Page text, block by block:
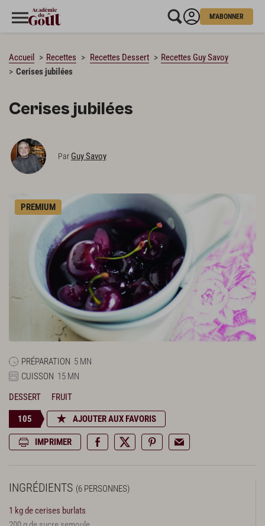
M'ABONNER
Accueil Recettes Recettes Dessert
Recettes Guy Savoy
Cerises jubilées
Cerises jubilées
Par Guy Savoy
PREMIUM
PRÉPARATION 5 MN
CUISSON 15 MN
DESSERT
FRUIT
105 AJOUTER AUX FAVORIS
IMPRIMER
INGRÉDIENTS (6 PERSONNES)
1 kg de cerises burlats
CHARGEMENT…